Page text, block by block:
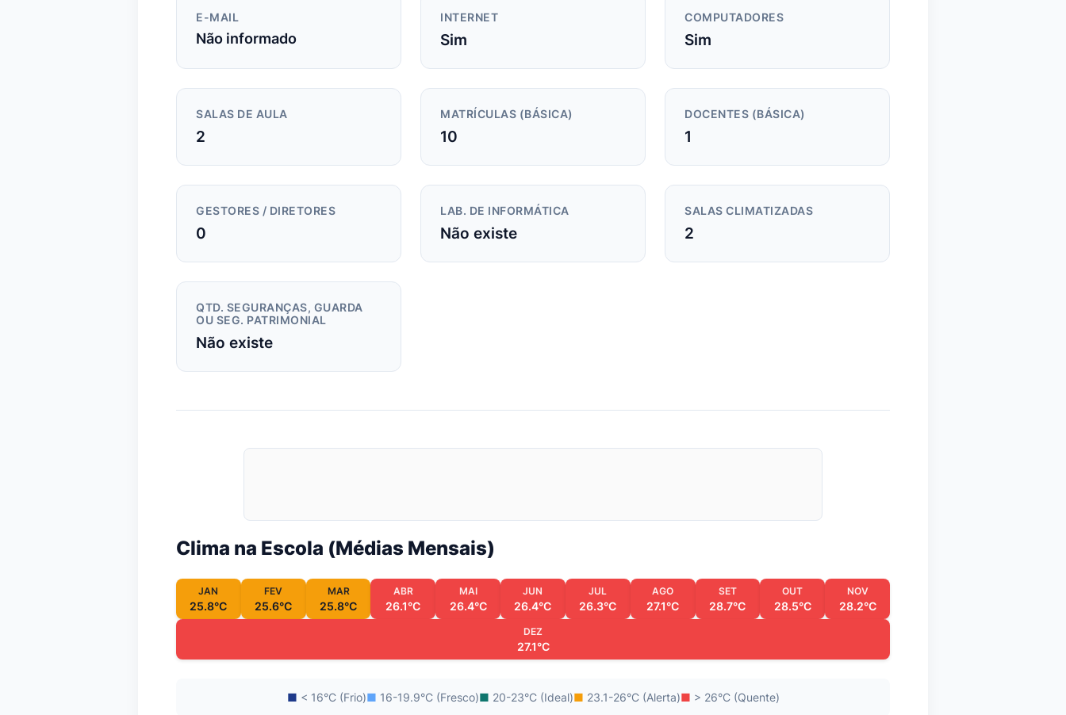
E-MAIL
Não informado
INTERNET
Sim
COMPUTADORES
Sim
SALAS DE AULA
2
MATRÍCULAS (BÁSICA)
10
DOCENTES (BÁSICA)
1
GESTORES / DIRETORES
0
LAB. DE INFORMÁTICA
Não existe
SALAS CLIMATIZADAS
2
QTD. SEGURANÇAS, GUARDA
OU SEG. PATRIMONIAL
Não existe
Clima na Escola (Médias Mensais)
JAN
25.8°C
FEV
25.6°C
MAR
25.8°C
ABR
26.1°C
MAI
26.4°C
JUN
26.4°C
JUL
26.3°C
AGO
27.1°C
SET
28.7°C
OUT
28.5°C
NOV
28.2°C
DEZ
27.1°C
■ < 16°C (Frio)■ 16-19.9°C (Fresco)■ 20-23°C (Ideal)■ 23.1-26°C (Alerta)■ > 26°C (Quente)